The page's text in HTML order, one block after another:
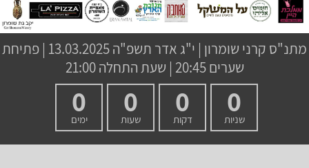
מתנ"ס קרני שומרון | י"ג אדר תשפ"ה
13.03.2025 | פתיחת
שערים 20:45 | שעת התחלה 21:00
0
שניות
0
דקות
0
שעות
0
ימים